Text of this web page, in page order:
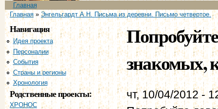
Главное меню
Главная
Вы здесь
Главная» Энгельгардт А.Н. Письма из деревни. Письмо четвертое.
Навигация
Идея проекта
Персоналии
События
Страны и регионы
Хронология
Родственные проекты:
ХРОНОС
знакомых,
чт, 10/04/2012 -